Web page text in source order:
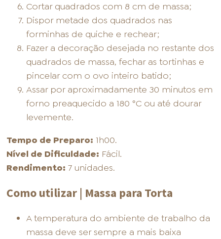
Cortar quadrados com 8 cm de massa;
Dispor metade dos quadrados nas
forminhas de quiche e rechear;
Fazer a decoração desejada no restante dos
quadrados de massa, fechar as tortinhas e
pincelar com o ovo inteiro batido;
Assar por aproximadamente 30 minutos em
forno preaquecido a 180 °C ou até dourar
levemente.
Tempo de Preparo: 1h00.
Nível de Dificuldade: Fácil.
Rendimento: 7 unidades.
Como utilizar | Massa para Torta
A temperatura do ambiente de trabalho da
massa deve ser sempre a mais baixa